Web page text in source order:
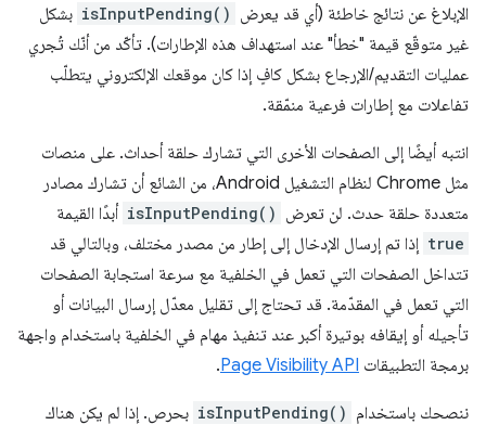
الإبلاغ عن نتائج خاطئة (أي قد يعرض isInputPending() بشكل
غير متوقّع قيمة "خطأ" عند استهداف هذه الإطارات). تأكّد من أنّك تُجري
عمليات التقديم/الإرجاع بشكل كافٍ إذا كان موقعك الإلكتروني يتطلّب
تفاعلات مع إطارات فرعية منمّقة.
انتبه أيضًا إلى الصفحات الأخرى التي تشارك حلقة أحداث. على منصات
مثل Chrome لنظام التشغيل Android، من الشائع أن تشارك مصادر
متعددة حلقة حدث. لن تعرض isInputPending() أبدًا القيمة
true إذا تم إرسال الإدخال إلى إطار من مصدر مختلف، وبالتالي قد
تتداخل الصفحات التي تعمل في الخلفية مع سرعة استجابة الصفحات
التي تعمل في المقدّمة. قد تحتاج إلى تقليل معدّل إرسال البيانات أو
تأجيله أو إيقافه بوتيرة أكبر عند تنفيذ مهام في الخلفية باستخدام واجهة
برمجة التطبيقات Page Visibility API
.
ننصحك باستخدام isInputPending() بحرص. إذا لم يكن هناك